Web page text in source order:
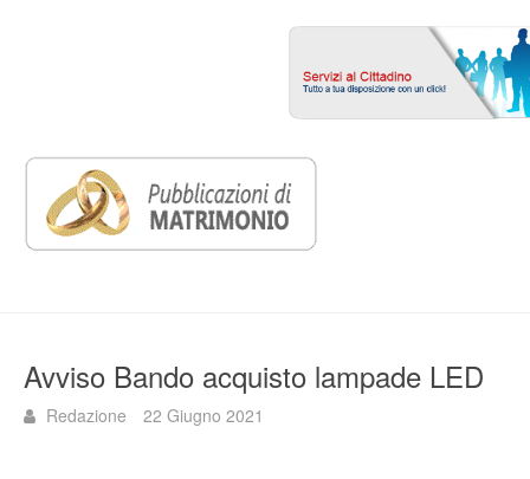
Avviso Bando acquisto lampade LED
Redazione 22 Giugno 2021